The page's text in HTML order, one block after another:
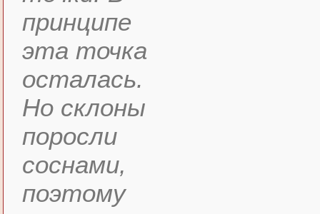
принципе
эта точка
осталась.
Но склоны
поросли
соснами,
поэтому